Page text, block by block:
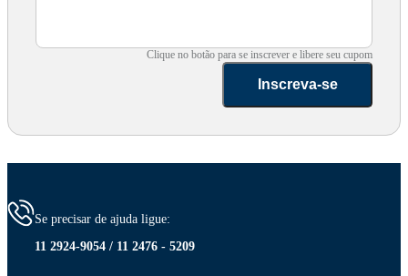
Clique no botão para se inscrever e libere seu cupom
Inscreva-se
Se precisar de ajuda ligue:
11 2924-9054 / 11 2476 - 5209